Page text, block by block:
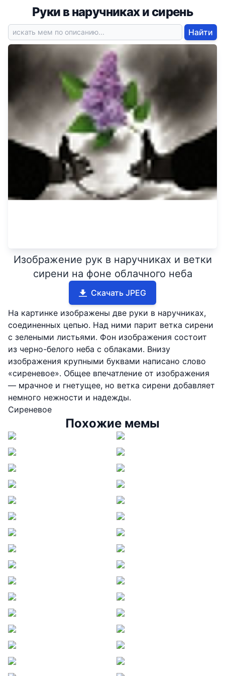
Руки в наручниках и сирень
Найти
Изображение рук в наручниках и ветки
сирени на фоне облачного неба
Скачать JPEG
На картинке изображены две руки в наручниках,
соединенных цепью. Над ними парит ветка сирени
с зелеными листьями. Фон изображения состоит
из черно-белого неба с облаками. Внизу
изображения крупными буквами написано слово
«сиреневое». Общее впечатление от изображения
— мрачное и гнетущее, но ветка сирени добавляет
немного нежности и надежды.
Сиреневое
Похожие мемы